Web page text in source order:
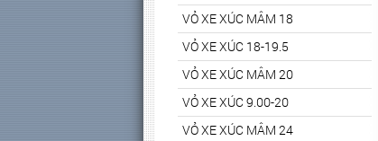
VỎ XE XÚC MÂM 18
VỎ XE XÚC 18-19.5
VỎ XE XÚC MÂM 20
VỎ XE XÚC 9.00-20
VỎ XE XÚC MÂM 24